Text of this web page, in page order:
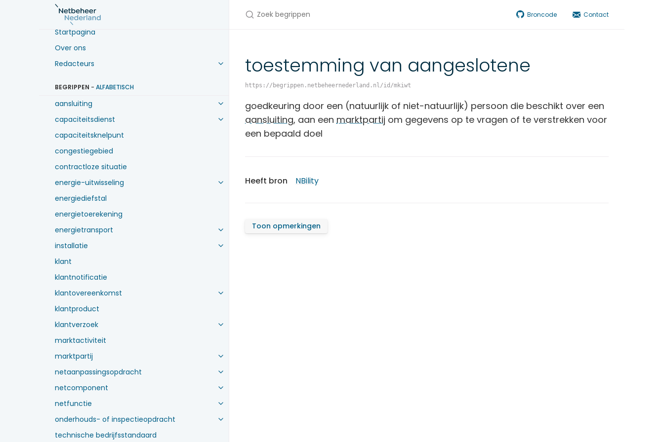
Startpagina
Over ons
Redacteurs
BEGRIPPEN - ALFABETISCH
aansluiting
capaciteitsdienst
capaciteitsknelpunt
congestiegebied
contractloze situatie
energie-uitwisseling
energiediefstal
energietoerekening
energietransport
installatie
klant
klantnotificatie
klantovereenkomst
klantproduct
klantverzoek
marktactiviteit
marktpartij
netaanpassingsopdracht
netcomponent
netfunctie
onderhouds- of inspectieopdracht
technische bedrijfsstandaard
Broncode Contact
toestemming van aangeslotene
https://begrippen.netbeheernederland.nl/id/mkiwt
goedkeuring door een (natuurlijk of niet-natuurlijk) persoon die beschikt over een
aansluiting, aan een marktpartij om gegevens op te vragen of te verstrekken voor
een bepaald doel
Heeft bron NBility
Toon opmerkingen